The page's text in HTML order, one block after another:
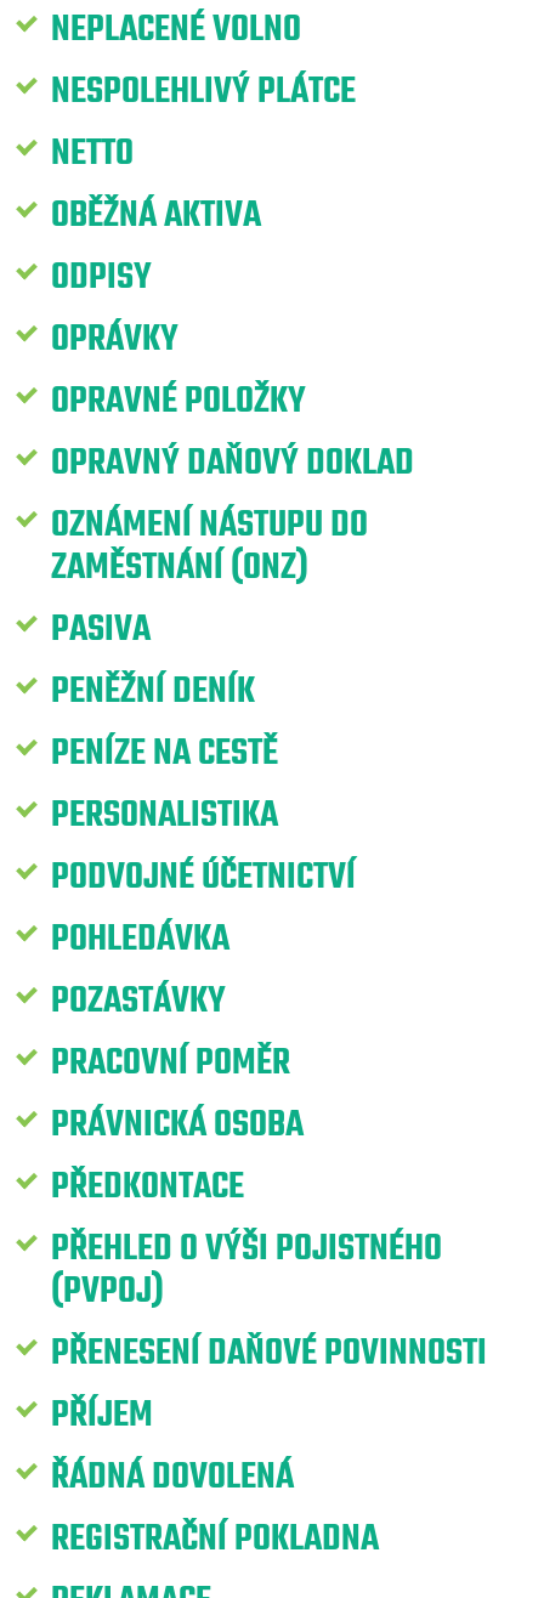
NEPLACENÉ VOLNO
NESPOLEHLIVÝ PLÁTCE
NETTO
OBĚŽNÁ AKTIVA
ODPISY
OPRÁVKY
OPRAVNÉ POLOŽKY
OPRAVNÝ DAŇOVÝ DOKLAD
OZNÁMENÍ NÁSTUPU DO
ZAMĚSTNÁNÍ (ONZ)
PASIVA
PENĚŽNÍ DENÍK
PENÍZE NA CESTĚ
PERSONALISTIKA
PODVOJNÉ ÚČETNICTVÍ
POHLEDÁVKA
POZASTÁVKY
PRACOVNÍ POMĚR
PRÁVNICKÁ OSOBA
PŘEDKONTACE
PŘEHLED O VÝŠI POJISTNÉHO
(PVPOJ)
PŘENESENÍ DAŇOVÉ POVINNOSTI
PŘÍJEM
ŘÁDNÁ DOVOLENÁ
REGISTRAČNÍ POKLADNA